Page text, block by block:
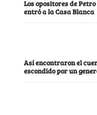
Los opositores de
entró a la Casa Blanca
Así encontraron el
escondido por un